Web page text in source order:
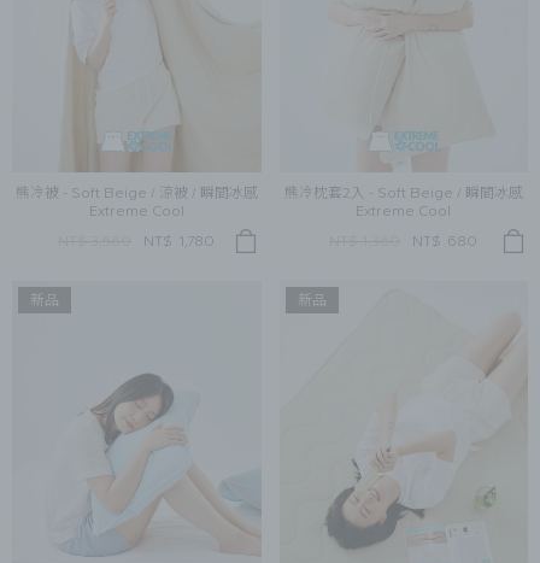
熊冷被 - Soft Beige / 涼被 / 瞬間冰感
Extreme Cool
NT$ 1,780
熊冷枕套2入 - Soft Beige / 瞬間冰感
Extreme Cool
NT$ 680
新品 新品